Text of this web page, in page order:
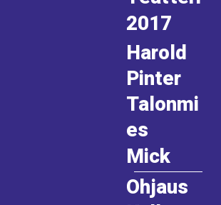
2017
Harold
Pinter
Talonmi
es
Mick
Ohjaus